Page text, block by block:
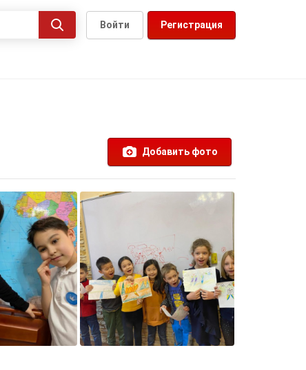
Регистрация
Войти
Добавить фото